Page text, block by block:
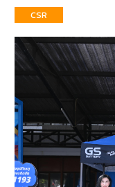
CSR